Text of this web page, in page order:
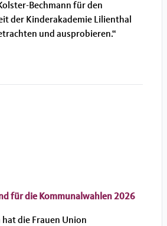
Bechmann für den
der Kinderakademie Lilienthal
und ausprobieren.“
für die Kommunalwahlen 2026
die Frauen Union